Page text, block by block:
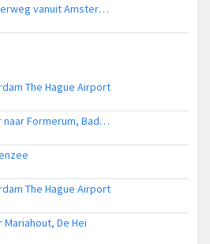
Politiehelikopter onderweg vanuit Amsterdam Vliegveld Schiphol
The Hague Airport
Ambulancehelikopter naar Formerum, Badweg Formerum
The Hague Airport
De Hei